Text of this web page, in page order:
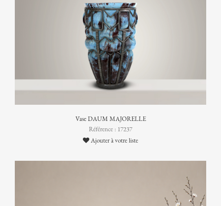
Vase DAUM MAJORELLE
Référence : 17237
Ajouter à votre liste